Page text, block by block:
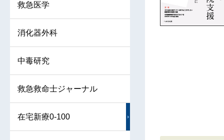
救急医学
消化器外科
中毒研究
救急救命士ジャーナル
在宅新療0-100